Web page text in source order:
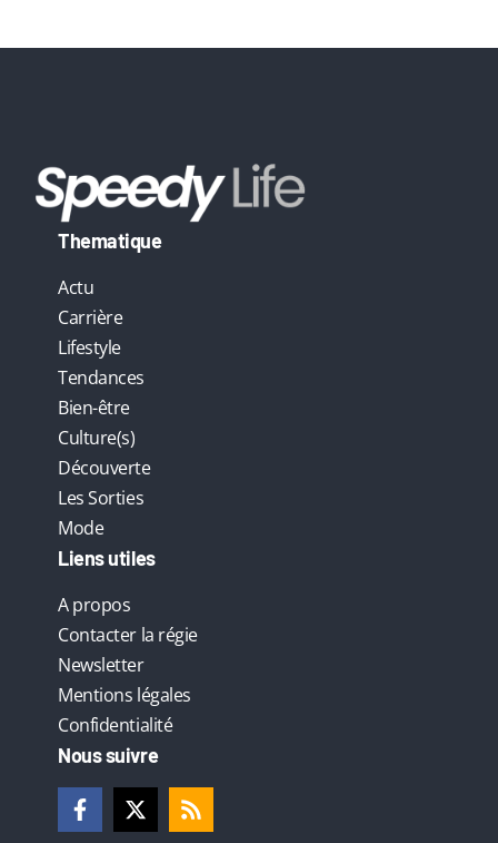
:
Thematique
Actu
Carrière
Lifestyle
Tendances
Bien-être
Culture(s)
Découverte
Les Sorties
Mode
Liens utiles
A propos
Contacter la régie
Newsletter
Mentions légales
Confidentialité
Nous suivre